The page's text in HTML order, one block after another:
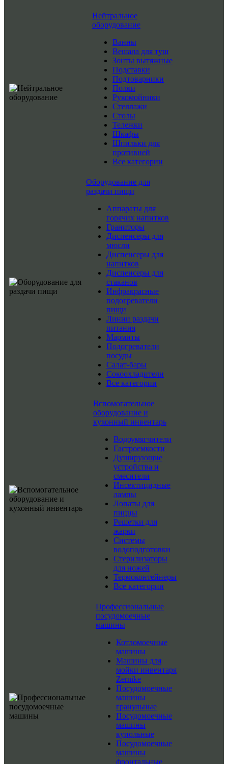
Нейтральное
оборудование
Ванны
Вешала для туш
Зонты вытяжные
Подставки
Подтоварники
Полки
Рукомойники
Стеллажи
Столы
Тележки
Шкафы
Шпильки для
противней
Все категории
Оборудование для
раздачи пищи
Аппараты для
горячих напитков
Граниторы
Диспенсеры для
мюсли
Диспенсеры для
напитков
Диспенсеры для
стаканов
Инфракрасные
подогреватели
пищи
Линии раздачи
питания
Мармиты
Подогреватели
посуды
Салат-бары
Сокоохладители
Все категории
Вспомогательное
оборудование и
кухонный инвентарь
Водоумягчители
Гастроемкости
Душирующие
устройства и
смесители
Инсектицидные
лампы
Лопаты для
пиццы
Решетки для
жарки
Системы
водоподготовки
Стерилизаторы
для ножей
Термоконтейнеры
Все категории
Профессиональные
посудомоечные
машины
Котломоечные
машины
Машины для
мойки инвентаря
Zernike
Посудомоечные
машины
гранульные
Посудомоечные
машины
купольные
Посудомоечные
машины
фронтальные